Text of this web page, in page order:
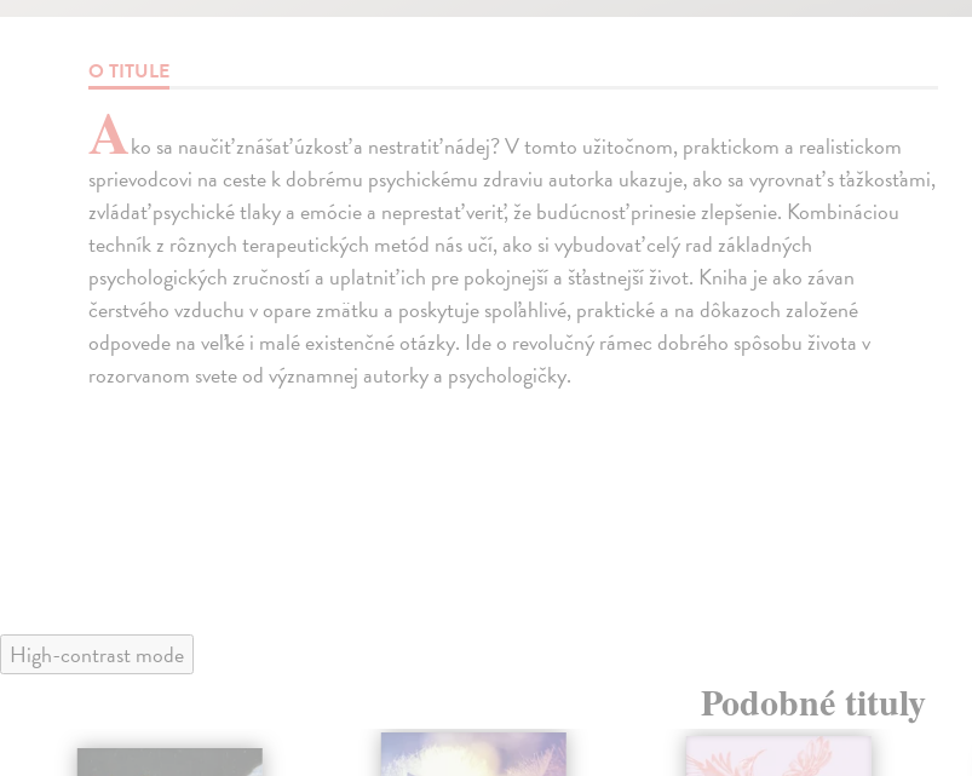
O TITULE
Ako sa naučiť znášať úzkosť a nestratiť nádej? V tomto užitočnom, praktickom a realistickom
sprievodcovi na ceste k dobrému psychickému zdraviu autorka ukazuje, ako sa vyrovnať s ťažkosťami,
zvládať psychické tlaky a emócie a neprestať veriť, že budúcnosť prinesie zlepšenie. Kombináciou
techník z rôznych terapeutických metód nás učí, ako si vybudovať celý rad základných
psychologických zručností a uplatniť ich pre pokojnejší a šťastnejší život. Kniha je ako závan
čerstvého vzduchu v opare zmätku a poskytuje spoľahlivé, praktické a na dôkazoch založené
odpovede na veľké i malé existenčné otázky. Ide o revolučný rámec dobrého spôsobu života v
rozorvanom svete od významnej autorky a psychologičky.
High-contrast mode
Podobné tituly